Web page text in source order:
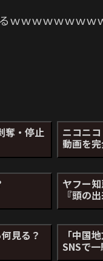
ｗｗｗｗｗｗｗｗ
奪・停止 ニコニ
動画を
ヤフー
『頭の
見る？ 「中国
SNSで